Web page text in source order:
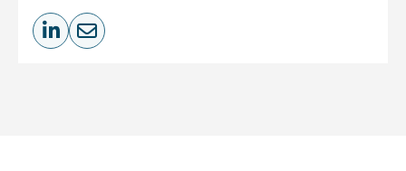
Deel op LinkedIn
Deel via e-mail